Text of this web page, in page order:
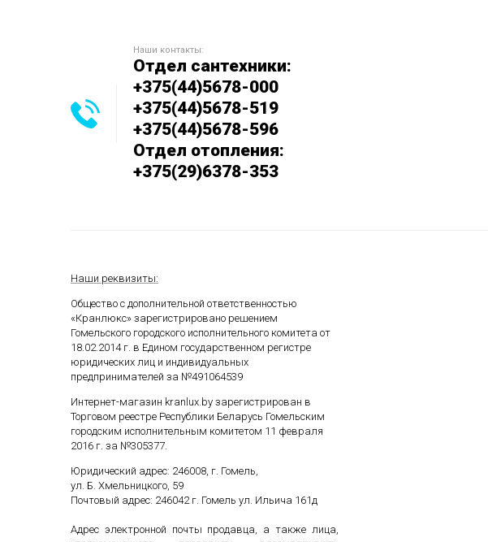
Наши контакты:
Отдел сантехники:
+375(44)5678-000
+375(44)5678-519
+375(44)5678-596
Отдел отопления:
+375(29)6378-353
Наши реквизиты:
Общество с дополнительной ответственностью
«Кранлюкс» зарегистрировано решением
Гомельского городского исполнительного комитета от
18.02.2014 г. в Едином государственном регистре
юридических лиц и индивидуальных
предпринимателей за №491064539
Интернет-магазин kranlux.by зарегистрирован в
Торговом реестре Республики Беларусь Гомельским
городским исполнительным комитетом 11 февраля
2016 г. за №305377.
Юридический адрес: 246008, г. Гомель,
ул. Б. Хмельницкого, 59
Почтовый адрес: 246042 г. Гомель ул. Ильича 161д
Адрес электронной почты продавца, а также лица,